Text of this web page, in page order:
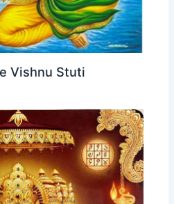
Vishnu Stuti